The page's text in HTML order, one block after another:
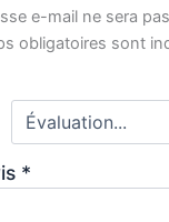
e-mail ne sera
obligatoires sont
*